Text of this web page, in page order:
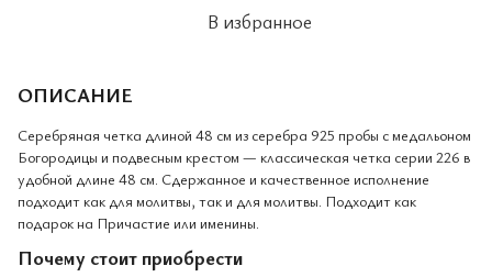
В избранное
ОПИСАНИЕ
Серебряная четка длиной 48 см из серебра 925 пробы с медальоном
Богородицы и подвесным крестом — классическая четка серии 226 в
удобной длине 48 см. Сдержанное и качественное исполнение
подходит как для молитвы, так и для молитвы. Подходит как
подарок на Причастие или именины.
Почему стоит приобрести